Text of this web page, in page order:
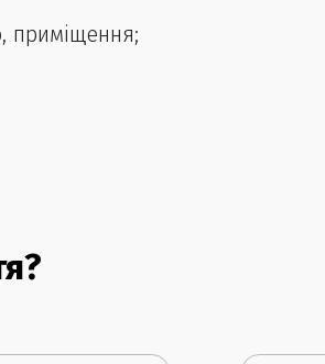
приміщення;